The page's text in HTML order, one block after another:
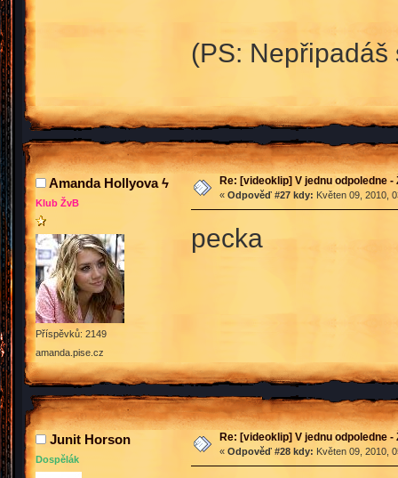
(PS:
Amanda Hollyova ϟ
Klub ŽvB
Příspěvků: 2149
amanda.pise.cz
Re: [videoklip] V jednu odpoledne
« Odpověď #27 kdy: Květen 09, 2010,
pecka
Junit Horson
Dospělák
Re: [videoklip] V jednu odpoledne
« Odpověď #28 kdy: Květen 09, 2010,